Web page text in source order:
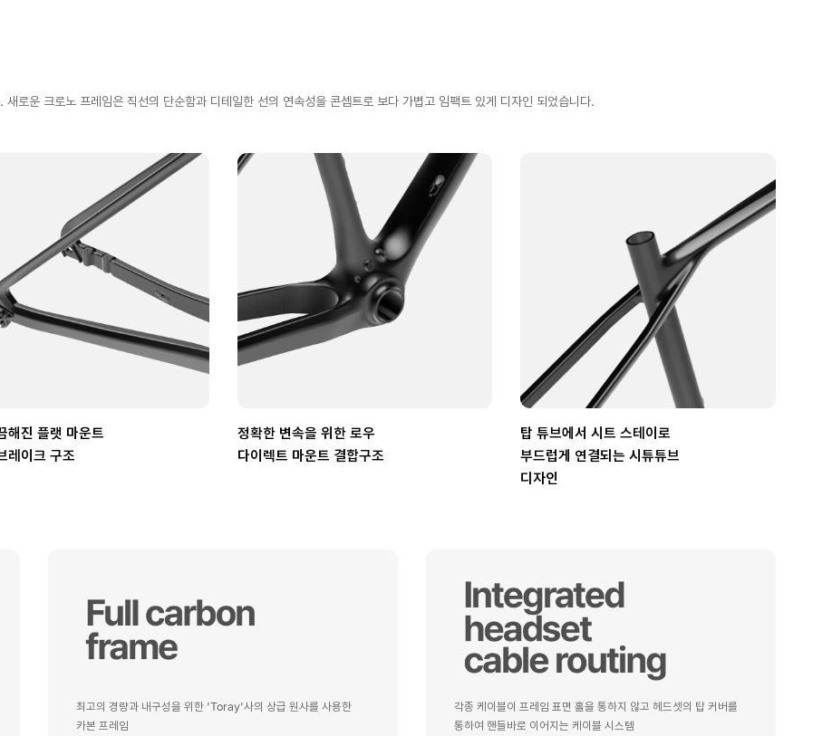
로운 크로노 프레임은 직선의 단순함과 디테일한 선의 연속성을 콘셉트로 보다 가볍고 임팩트 있게 디자인 되었습니다.
해진 플랫 마운트
레이크 구조
정확한 변속을 위한 로우
다이렉트 마운트 결합구조
탑 튜브에서 시트 스테이로
부드럽게 연결되는 시튜튜브
디자인
최고의 경량과 내구성을 위한 'Toray'사의 상급 원사를 사용한
카본 프레임
각종 케이블이 프레임 표면 홀을 통하지 않고 헤드셋의 탑 커버를
통하여 핸들바로 이어지는 케이블 시스템